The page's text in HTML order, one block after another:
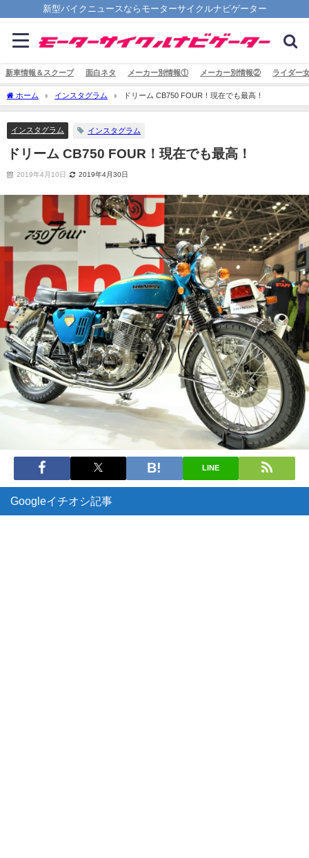
新型バイクニュースならモーターサイクルナビゲーター
新車情報＆スクープ 面白ネタ メーカー別情報① メーカー別情報② ライダー
ホーム インスタグラム ドリーム CB750 FOUR！現在でも最高！⁣
インスタグラム インスタグラム
ドリーム CB750 FOUR！現在でも最高！⁣
2019年4月10日 2019年4月30日
LINE
Googleイチオシ記事